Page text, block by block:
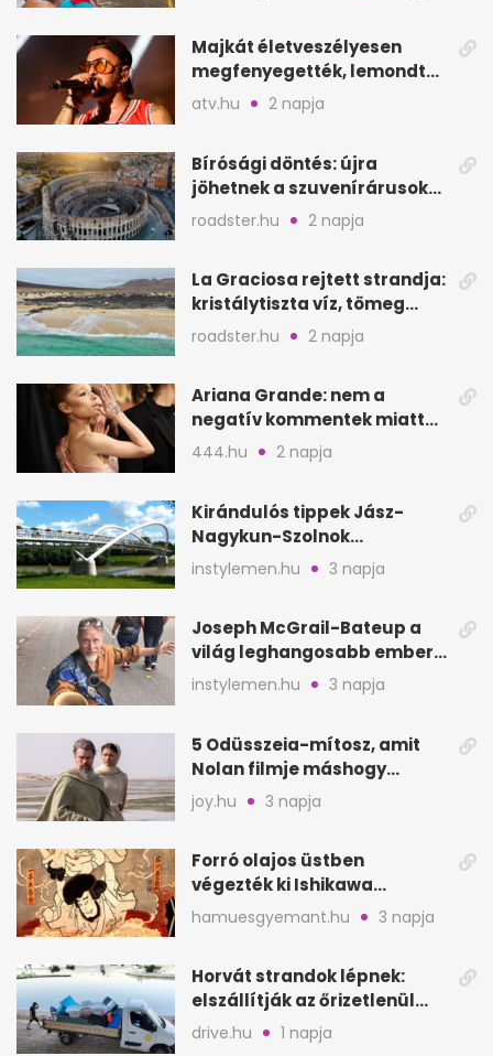
Majkát életveszélyesen
megfenyegették, lemondta
a sepsiszentgyörgyi
atv.hu 2 napja
Bírósági döntés: újra
jöhetnek a szuvenírárusok
Európa ikonikus helyére
roadster.hu 2 napja
La Graciosa rejtett strandja:
kristálytiszta víz, tömeg
nélkül
roadster.hu 2 napja
Ariana Grande: nem a
negatív kommentek miatt
vonul vissza
444.hu 2 napja
Kirándulós tippek Jász-
Nagykun-Szolnok
megyében: 6 kihagyhatatlan
hely
instylemen.hu 3 napja
Joseph McGrail-Bateup a
világ leghangosabb embere
lett Ausztráliából
instylemen.hu 3 napja
5 Odüsszeia-mítosz, amit
Nolan filmje máshogy
mutat, mint Homérosz
joy.hu 3 napja
Forró olajos üstben
végezték ki Ishikawa
Goemont, Japán Robin
Hoodját
hamuesgyemant.hu 3 napja
Horvát strandok lépnek:
elszállítják az őrizetlenül
hagyott törölközőket
drive.hu 1 napja